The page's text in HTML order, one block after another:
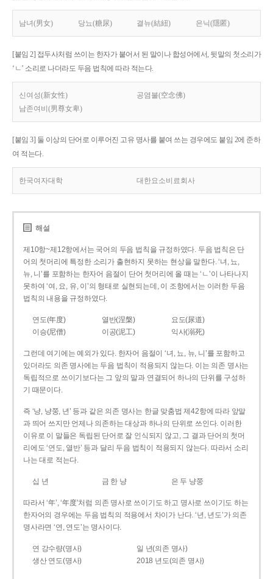
남녀(男女) 당뇨(糖尿) 결뉴(結紐) 은닉(隱匿)
[붙임 2] 접두사처럼 쓰이는 한자가 붙어서 된 말이나 합성어에서, 뒷말의 첫소리가
‘ㄴ’ 소리로 나더라도 두음 법칙에 따라 적는다.
신여성(新女性)
공염불(空念佛)
남존여비(男尊女卑)
[붙임 3] 둘 이상의 단어로 이루어진 고유 명사를 붙여 쓰는 경우에도 붙임 2에 준하
여 적는다.
한국여자대학 대한요소비료회사
해설
제10항~제12항에서는 국어의 두음 법칙을 규정하였다. 두음 법칙은 단
어의 첫머리에 특정한 소리가 출현하지 못하는 현상을 말한다. ‘녀, 뇨,
뉴, 니’를 포함하는 한자어 음절이 단어 첫머리에 올 때는 ‘ㄴ’이 나타나지
못하여 ‘여, 요, 유, 이’의 형태로 실현되는데, 이 조항에서는 이러한 두음
법칙의 내용을 규정하였다.
연도(年度) 열반(涅槃)
요도(尿道)
이승(尼僧)
이공(泥工) 익사(溺死)
그런데 여기에는 예외가 있다. 한자어 음절이 ‘녀, 뇨, 뉴, 니’를 포함하고
있더라도 의존 명사에는 두음 법칙이 적용되지 않는다. 이는 의존 명사는
독립적으로 쓰이기보다는 그 앞의 말과 연결되어 하나의 단위를 구성하
기 때문이다.
즉 ‘냥, 냥쭝, 년’ 등과 같은 의존 명사는 한글 맞춤법 제42항에 따라 앞말
과 띄어 쓰지만 언제나 의존하는 대상과 하나의 단위로 쓰인다. 이러한
이유로 이 말들은 독립된 단어로 잘 인식되지 않고, 그 결과 단어의 첫머
리에도 ‘연도, 열반’ 등과 달리 두음 법칙이 적용되지 않는다. 따라서 소리
나는 대로 적는다.
십 년 금 한 냥 은 두 냥쭝
따라서 ‘年’, ‘年度’처럼 의존 명사로 쓰이기도 하고 명사로 쓰이기도 하는
한자어의 경우에는 두음 법칙의 적용에서 차이가 난다. ‘년, 년도’가 의존
명사라면 ‘연, 연도’는 명사이다.
연 강수량(명사)
일 년(의존 명사)
생산 연도(명사)
2018 년도(의존 명사)